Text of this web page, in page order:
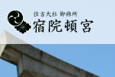
容
を
ス
キ